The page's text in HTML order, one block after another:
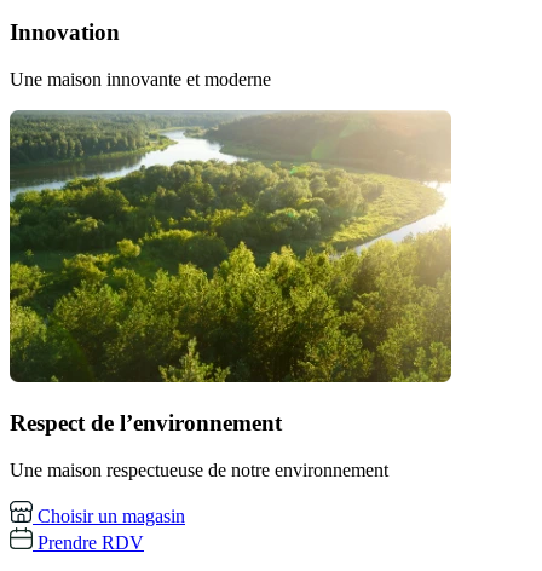
Innovation
Une maison innovante et moderne
Respect de l’environnement
Une maison respectueuse de notre environnement
Choisir un magasin
Prendre RDV